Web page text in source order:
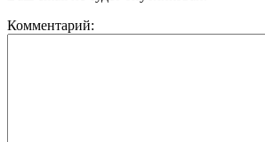
Комментарий: